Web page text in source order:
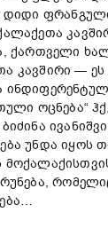
დიდი
ქართველი
კავშირი — ეს
ოცნება“
უნდა იყოს